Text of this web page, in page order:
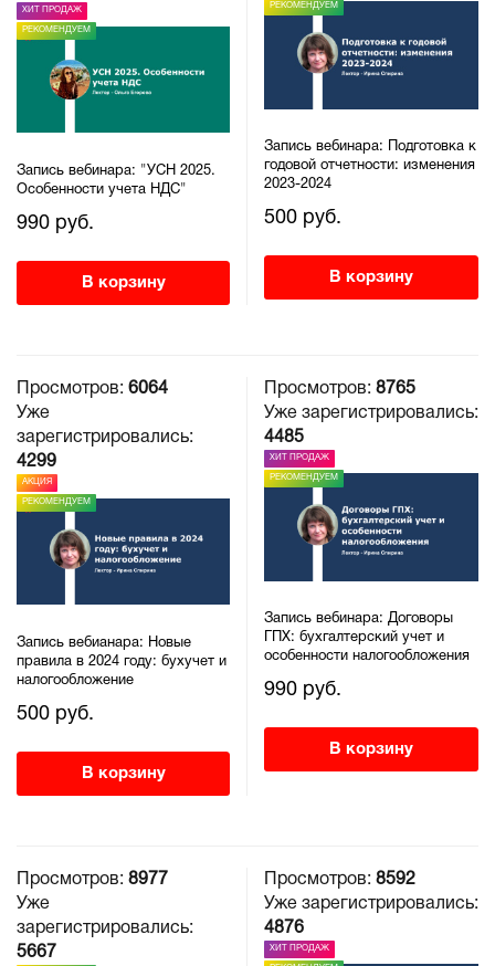
ХИТ ПРОДАЖ
РЕКОМЕНДУЕМ
Запись вебинара: "УСН 2025.
Особенности учета НДС"
990 руб.
В корзину
РЕКОМЕНДУЕМ
Запись вебинара: Подготовка к
годовой отчетности: изменения
2023-2024
500 руб.
В корзину
Просмотров: 6064
Уже
зарегистрировались:
4299
АКЦИЯ
РЕКОМЕНДУЕМ
Запись вебианара: Новые
правила в 2024 году: бухучет и
налогообложение
500 руб.
В корзину
Просмотров: 8765
Уже зарегистрировались:
4485
ХИТ ПРОДАЖ
РЕКОМЕНДУЕМ
Запись вебинара: Договоры
ГПХ: бухгалтерский учет и
особенности налогообложения
990 руб.
В корзину
Просмотров: 8977
Уже
зарегистрировались:
5667
Просмотров: 8592
Уже зарегистрировались:
4876
ХИТ ПРОДАЖ